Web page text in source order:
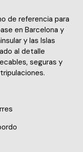
de referencia para
en Barcelona y
y las Islas
al detalle
seguras y